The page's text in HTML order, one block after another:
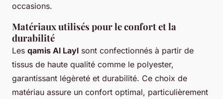
occasions.
Matériaux utilisés pour le confort et la
durabilité
Les qamis Al Layl sont confectionnés à partir de
tissus de haute qualité comme le polyester,
garantissant légèreté et durabilité. Ce choix de
matériau assure un confort optimal, particulièrement